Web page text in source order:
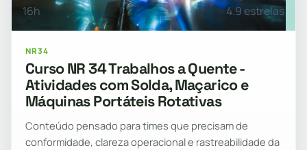
16h 4.9 estrelas
NR34
Curso NR 34 Trabalhos a Quente -
Atividades com Solda, Maçarico e
Máquinas Portáteis Rotativas
Conteúdo pensado para times que precisam de
conformidade, clareza operacional e rastreabilidade da